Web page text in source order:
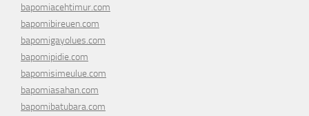
bapomiacehtimur.com
bapomibireuen.com
bapomigayolues.com
bapomipidie.com
bapomisimeulue.com
bapomiasahan.com
bapomibatubara.com